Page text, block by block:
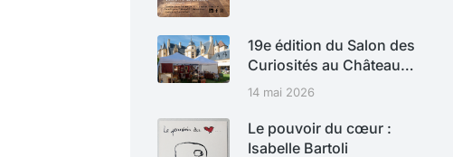
19e édition du Salon des
Curiosités au Château…
14 mai 2026
Le pouvoir du cœur :
Isabelle Bartoli